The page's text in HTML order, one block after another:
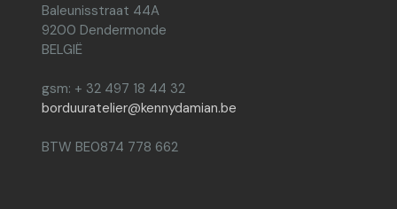
Baleunisstraat 44A
9200 Dendermonde
BELGIË
gsm: + 32 497 18 44 32
borduuratelier@kennydamian.be
BTW BE0874 778 662